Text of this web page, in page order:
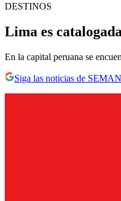
DESTINOS
Lima es
En la capital peruana se
Siga las noticias de